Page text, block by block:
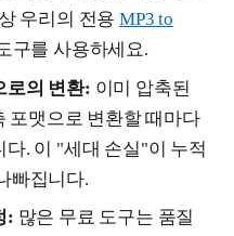
우리의 전용MP3 to
구를 사용하세요.
로의 변환: 이미 압축된
포맷으로 변환할 때마다
. 이 "세대 손실"이 누적
빠집니다.
: 많은 무료 도구는 품질